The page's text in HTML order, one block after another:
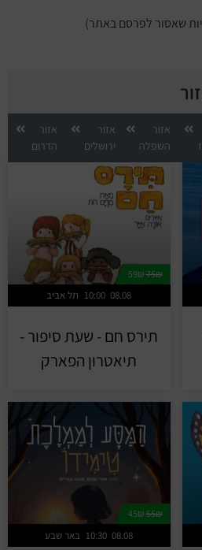
שאסור לפרסם באתר)
אזור
השפלה
אזור
ירושלים
אזור
הדרום
75₪
59₪
תל אביב 10:00 08.08
תירס חם - שעת סיפור -
תיאטרון הפארק
55₪
45₪
באר שבע 10:30 08.08